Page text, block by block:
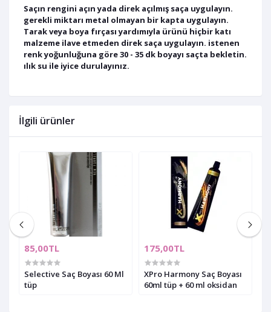
Saçın rengini açın yada direk açılmış saça uygulayın.
gerekli miktarı metal olmayan bir kapta uygulayın.
Tarak veya boya fırçası yardımıyla ürünü hiçbir katı
malzeme ilave etmeden direk saça uygulayın. istenen
renk yoğunluğuna göre 30 - 35 dk boyayı saçta bekletin.
ılık su ile iyice durulayınız.
İlgili ürünler
85,00TL
Selective Saç Boyası 60 Ml
tüp
175,00TL
XPro Harmony Saç Boyası
60ml tüp + 60 ml oksidan